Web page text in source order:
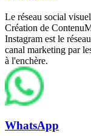
Le réseau social
Création de Contenu
Instagram est le
canal marketing par
à l'enchère.
WhatsApp